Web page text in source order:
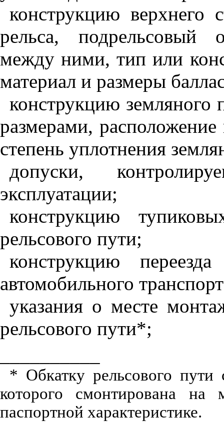
конструкцию верхнего
рельса, подрельсовый
между ними, тип или
материал и размеры
конструкцию земляного
размерами,
степень уплотнения
допуски,
эксплуатации;
конструкцию
рельсового пути;
конструкцию
автомобильного
указания о месте
рельсового пути*;
* Обкатку рельсового пути
которого смонтирована на
паспортной характеристике.